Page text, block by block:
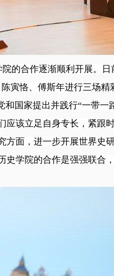
的合作逐渐顺利开展。日
寅恪、傅斯年进行三场
国家提出并践行“一带一
应该立足自身专长，紧跟
面，进一步开展世界史
史学院的合作是强强联合